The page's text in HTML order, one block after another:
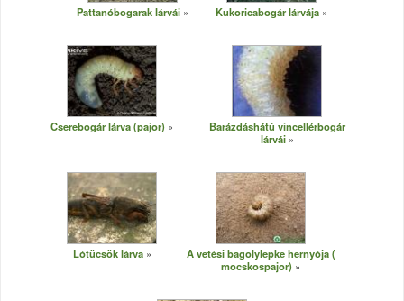
Pattanóbogarak lárvái Kukoricabogár lárvája
Cserebogár lárva (pajor)
Barázdáshátú vincellérbogár
lárvái
Lótücsök lárva
A vetési bagolylepke hernyója (
mocskospajor)